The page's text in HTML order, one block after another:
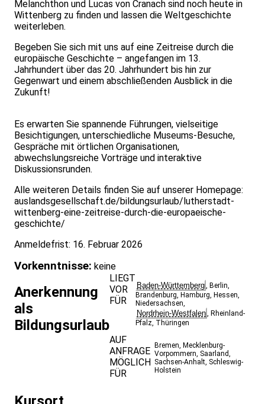
Melanchthon und Lucas von Cranach sind noch heute in
Wittenberg zu finden und lassen die Weltgeschichte
weiterleben.
Begeben Sie sich mit uns auf eine Zeitreise durch die
europäische Geschichte – angefangen im 13.
Jahrhundert über das 20. Jahrhundert bis hin zur
Gegenwart und einem abschließenden Ausblick in die
Zukunft!
Es erwarten Sie spannende Führungen, vielseitige
Besichtigungen, unterschiedliche Museums-Besuche,
Gespräche mit örtlichen Organisationen,
abwechslungsreiche Vorträge und interaktive
Diskussionsrunden.
Alle weiteren Details finden Sie auf unserer Homepage:
auslandsgesellschaft.de/bildungsurlaub/lutherstadt-
wittenberg-eine-zeitreise-durch-die-europaeische-
geschichte/
Anmeldefrist: 16. Februar 2026
Vorkenntnisse: keine
Anerkennung
als
Bildungsurlaub
LIEGT
VOR
FÜR
Baden-Württemberg Berlin
Brandenburg Hamburg Hessen
Niedersachsen
Nordrhein-Westfalen Rheinland-
Pfalz Thüringen
AUF
ANFRAGE
MÖGLICH
FÜR
Bremen ,Mecklenburg-
Vorpommern Saarland
Sachsen-Anhalt Schleswig-
Holstein